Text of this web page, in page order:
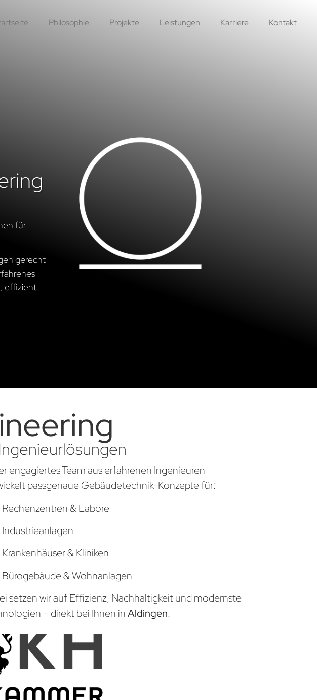
Philosophie Projekte Leistungen Karriere Kontakt
für
gerecht
effizient
engagiertes Team aus erfahrenen Ingenieuren
passgenaue Gebäudetechnik-Konzepte für:
Rechenzentren & Labore
Industrieanlagen
Krankenhäuser & Kliniken
Bürogebäude & Wohnanlagen
setzen wir auf Effizienz, Nachhaltigkeit und modernste
– direkt bei Ihnen inAldingen.